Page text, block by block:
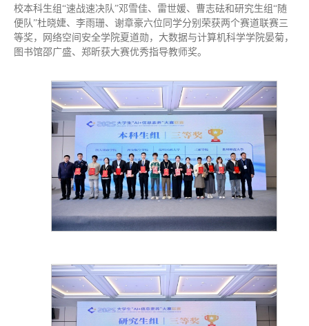
校本科生组“速战速决队”邓雪佳、雷世媛、曹志砝和研究生组“随
便队”杜晓婕、李雨珊、谢章豪六位同学分别荣获两个赛道联赛三
等奖，网络空间安全学院夏道勋，大数据与计算机科学学院晏菊，
图书馆邵广盛、郑昕获大赛优秀指导教师奖。